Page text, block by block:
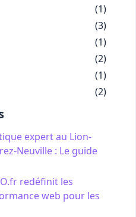
(1)
(3)
(1)
(2)
(1)
(2)
expert au Lion-
Neuville : Le guide
redéfinit les
web pour les